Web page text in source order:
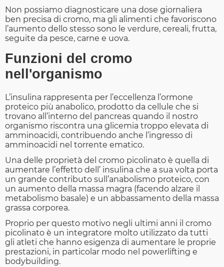
Non possiamo diagnosticare una dose giornaliera
ben precisa di cromo, ma gli alimenti che favoriscono
l’aumento dello stesso sono le verdure, cereali, frutta,
seguite da pesce, carne e uova.
Funzioni del cromo
nell'organismo
L’insulina rappresenta per l’eccellenza l’ormone
proteico più anabolico, prodotto da cellule che si
trovano all’interno del pancreas quando il nostro
organismo riscontra una glicemia troppo elevata di
amminoacidi, contribuendo anche l’ingresso di
amminoacidi nel torrente ematico.
Una delle proprietà del cromo picolinato è quella di
aumentare l’effetto dell’ insulina che a sua volta porta
un grande contributo sull’anabolismo proteico, con
un aumento della massa magra (facendo alzare il
metabolismo basale) e un abbassamento della massa
grassa corporea.
Proprio per questo motivo negli ultimi anni il cromo
picolinato è un integratore molto utilizzato da tutti
gli atleti che hanno esigenza di aumentare le proprie
prestazioni, in particolar modo nel powerlifting e
bodybuilding.